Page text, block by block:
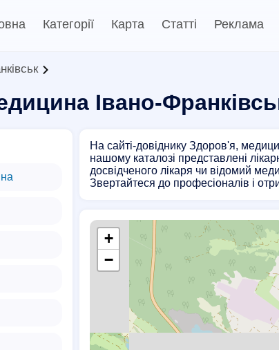
Категорії Карта Статті Реклама
Івано-
На сайті-довіднику Здоров'я,
нашому каталозі представлені
досвідченого лікаря чи відомий
Звертайтеся до професіоналів і
+
−